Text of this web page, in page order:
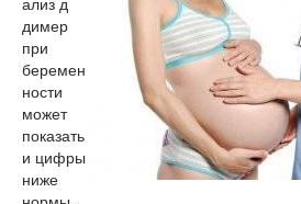
ализ д
димер
при
беремен
ности
может
показать
и цифры
ниже